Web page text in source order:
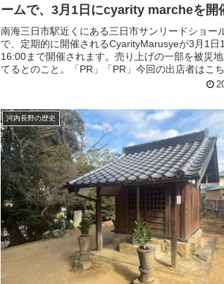
ームで、3月1日にcyarity marcheを開
南海三日市駅近くにある三日市サンリードショー
で、定期的に開催されるCyarityMarusyeが3月1日
16:00まで開催されます。売り上げの一部を被災
てるとのこと。「PR」「PR」今回の出店者はこ
河内長野の歴史